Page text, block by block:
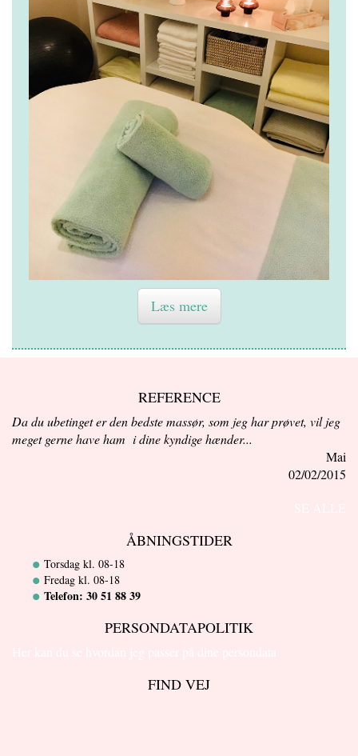
Læs mere
REFERENCE
Da du ubetinget er den bedste massør, som jeg har prøvet, vil jeg
meget gerne have ham i dine kyndige hænder...
Mai
02/02/2015
ÅBNINGSTIDER
Torsdag kl. 08-18
Fredag kl. 08-18
Telefon: 30 51 88 39
PERSONDATAPOLITIK
FIND VEJ